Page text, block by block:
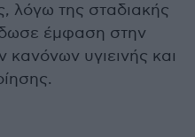
λόγω της σταδιακής
έμφαση στην
υγιεινής και